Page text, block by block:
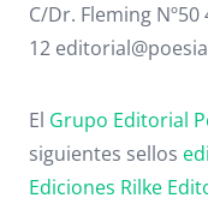
C/Dr. Fleming
12
El Grupo Editorial
siguientes sellos
Ediciones Rilke